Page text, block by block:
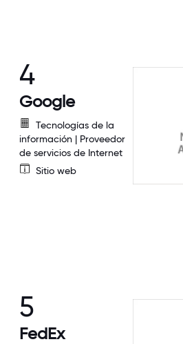
4
Google
Tecnologías de la
información | Proveedor
de servicios de Internet
Sitio web
5
FedEx